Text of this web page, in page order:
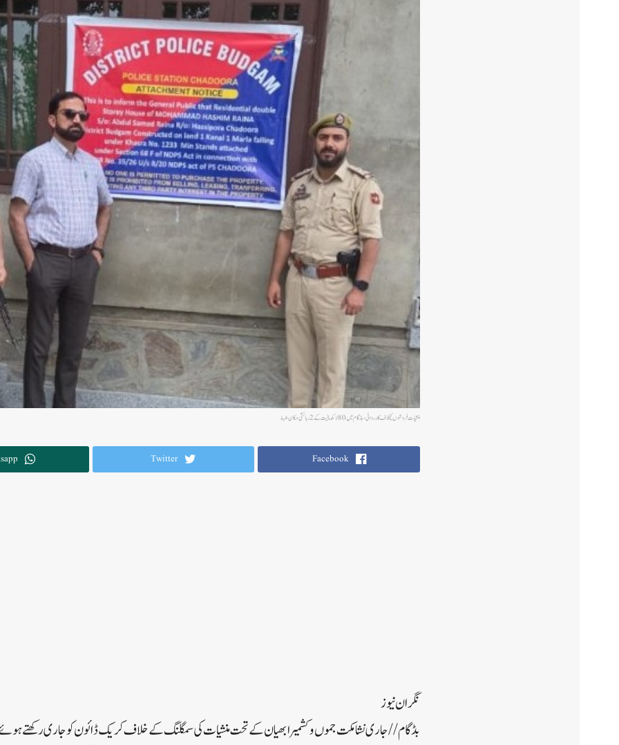
منشیات فروشوں کیخلاف کارروائی،بڈگام میں 80 لاکھ مالیت کے2رہائشی مکان ضبط
Facebook
Twitter
نگران نیوز
بڈگام//جاری نشا مکت جموں و کشمیر ابھیان کے تحت منشیات کی سمگلنگ کے خلاف کریک ڈائون کو جاری رکھتے